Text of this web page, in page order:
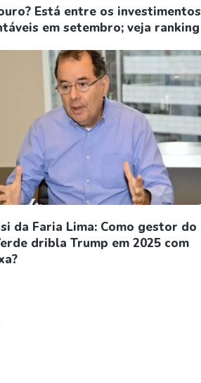
Está entre os investimentos
em setembro; veja ranking
da Faria Lima: Como gestor do
dribla Trump em 2025 com